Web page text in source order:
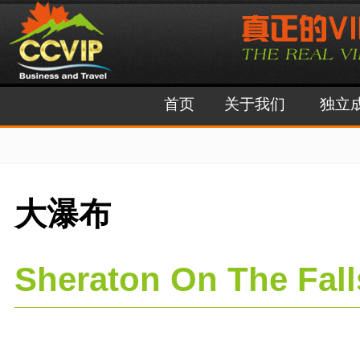
首页 关于我们 独立